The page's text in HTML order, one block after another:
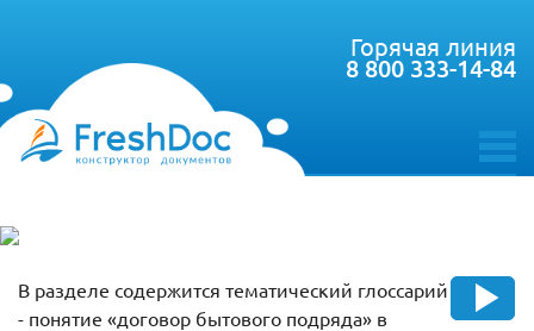
toggle
Горячая линия
8 800 333-14-84
В разделе содержится тематический глоссарий
- понятие «договор бытового подряда» в